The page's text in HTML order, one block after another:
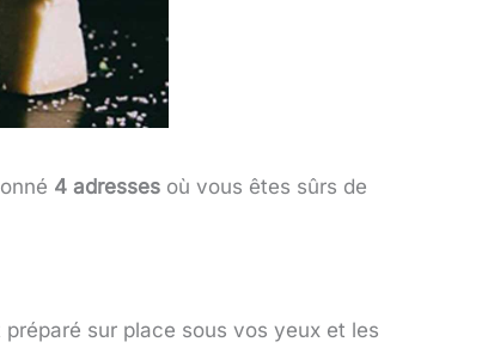
4 adresses où vous êtes sûrs de
sur place sous vos yeux et les